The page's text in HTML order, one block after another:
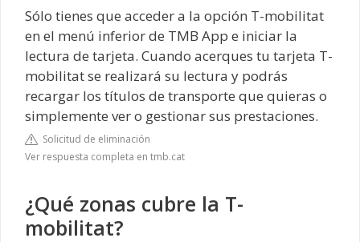
Sólo tienes que acceder a la opción T-mobilitat
en el menú inferior de TMB App e iniciar la
lectura de tarjeta. Cuando acerques tu tarjeta T-
mobilitat se realizará su lectura y podrás
recargar los títulos de transporte que quieras o
simplemente ver o gestionar sus prestaciones.
Solicitud de eliminación
Ver respuesta completa en tmb.cat
¿Qué zonas cubre la T-
mobilitat?